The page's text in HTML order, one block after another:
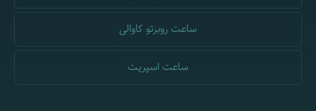
ساعت روبرتو کاوالی
ساعت اسپریت